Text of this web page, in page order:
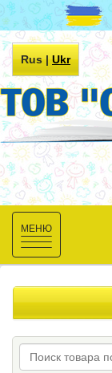
Rus|Ukr
Toggle
navigation